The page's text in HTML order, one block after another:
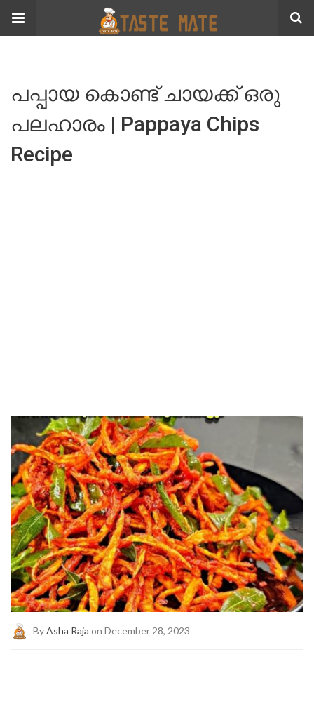
പപ്പായ കൊണ്ട് ചായക്ക് ഒരു
പലഹാരം | Pappaya Chips
Recipe
By Asha Raja on December 28, 2023